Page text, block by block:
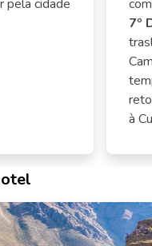
pela cidade
7º
à